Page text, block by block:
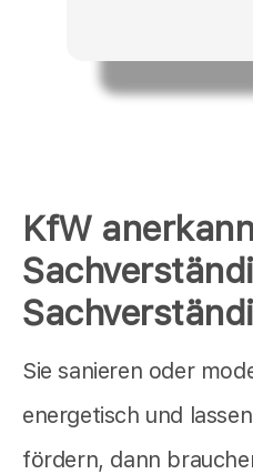
KfW
Sie sanieren oder
energetisch und
fördern, dann